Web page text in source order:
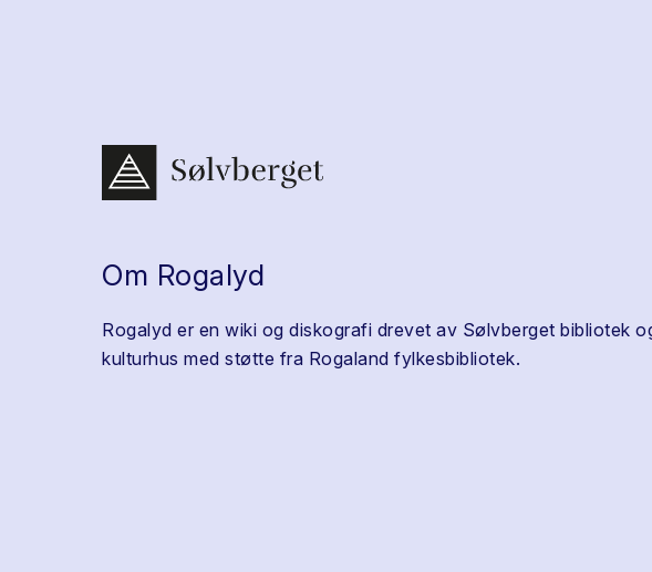
Om Rogalyd
Rogalyd er en wiki og diskografi drevet av Sølvberget bibliotek
kulturhus med støtte fra Rogaland fylkesbibliotek.